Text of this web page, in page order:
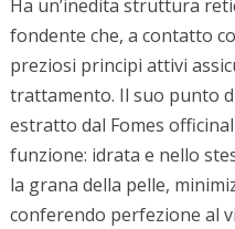
Ha un’inedita struttura
fondente che, a contatto
preziosi principi attivi
trattamento. Il suo punto
estratto dal Fomes
funzione: idrata e nello
la grana della pelle,
conferendo perfezione al